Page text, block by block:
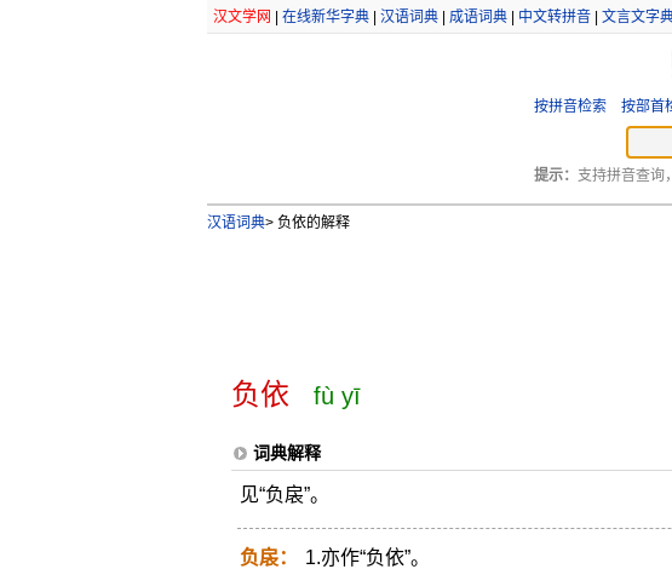
汉文学网 在线新华字典| 汉语词典| 成语词典| 中文转拼音| 文言文字
按拼音检索 按部首
提示： 支持拼音查询
汉语词典>负依的解释
负依 fù yī
词典解释
见“负扆”。
负扆：
1.亦作“负依”。